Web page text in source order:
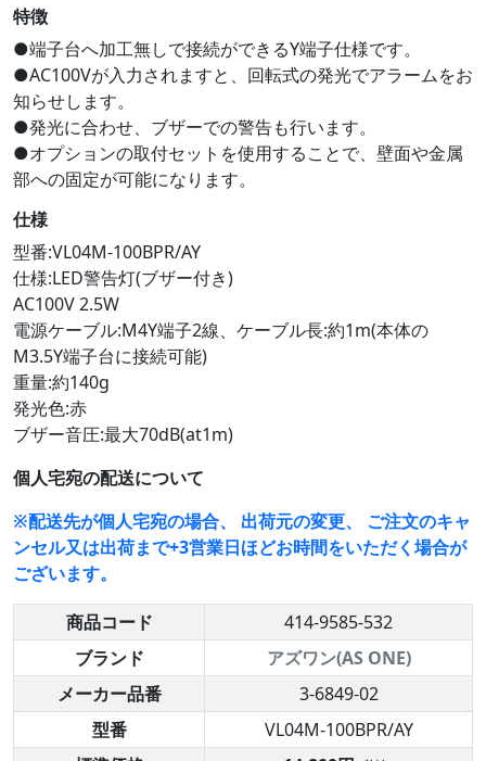
特徴
●端子台へ加工無しで接続ができるY端子仕様です。
●AC100Vが入力されますと、回転式の発光でアラームをお
知らせします。
●発光に合わせ、ブザーでの警告も行います。
●オプションの取付セットを使用することで、壁面や金属
部への固定が可能になります。
仕様
型番:VL04M-100BPR/AY
仕様:LED警告灯(ブザー付き)
AC100V 2.5W
電源ケーブル:M4Y端子2線、ケーブル長:約1m(本体の
M3.5Y端子台に接続可能)
重量:約140g
発光色:赤
ブザー音圧:最大70dB(at1m)
個人宅宛の配送について
※配送先が個人宅宛の場合、 出荷元の変更、 ご注文のキャ
ンセル又は出荷まで+3営業日ほどお時間をいただく場合が
ございます。
商品コード
414-9585-532
ブランド
アズワン(AS ONE)
メーカー品番
3-6849-02
型番
VL04M-100BPR/AY